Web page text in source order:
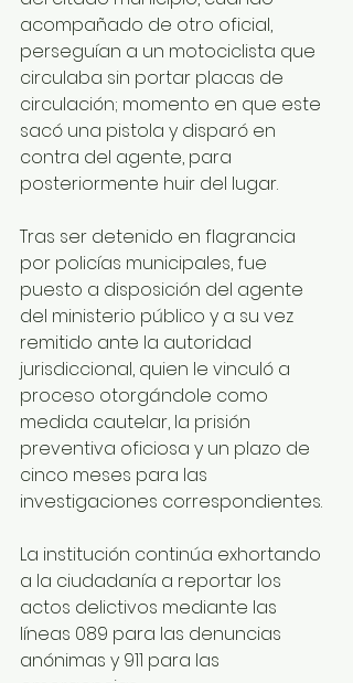
acompañado de otro oficial,
perseguían a un motociclista que
circulaba sin portar placas de
circulación; momento en que este
sacó una pistola y disparó en
contra del agente, para
posteriormente huir del lugar.
Tras ser detenido en flagrancia
por policías municipales, fue
puesto a disposición del agente
del ministerio público y a su vez
remitido ante la autoridad
jurisdiccional, quien le vinculó a
proceso otorgándole como
medida cautelar, la prisión
preventiva oficiosa y un plazo de
cinco meses para las
investigaciones correspondientes.
La institución continúa exhortando
a la ciudadanía a reportar los
actos delictivos mediante las
líneas 089 para las denuncias
anónimas y 911 para las